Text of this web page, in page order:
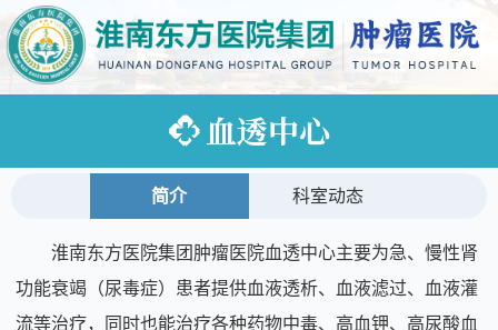
血透中心
简介 科室动态
淮南东方医院集团肿瘤医院血透中心主要为急、慢性肾
功能衰竭（尿毒症）患者提供血液透析、血液滤过、血液灌
流等治疗，同时也能治疗各种药物中毒、高血钾、高尿酸血